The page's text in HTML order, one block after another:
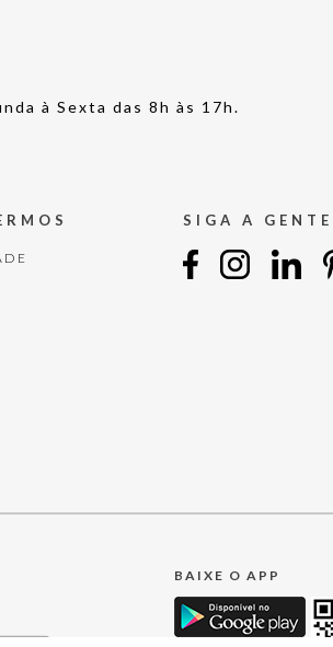
à Sexta das 8h às 17h.
SIGA A GENTE
BAIXE O APP